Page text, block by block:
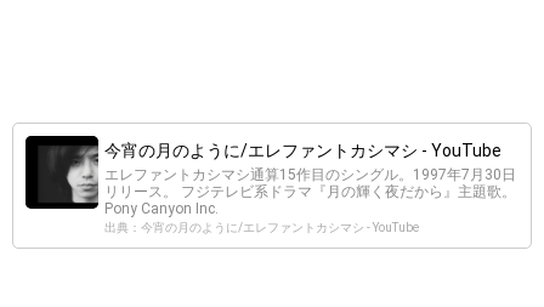
今宵の月のように/エレファントカシマシ - YouTube
エレファントカシマシ通算15作目のシングル。1997年7月30日
リリース。 フジテレビ系ドラマ『月の輝く夜だから』主題歌。
Pony Canyon Inc.
出典：今宵の月のように/エレファントカシマシ - YouTube